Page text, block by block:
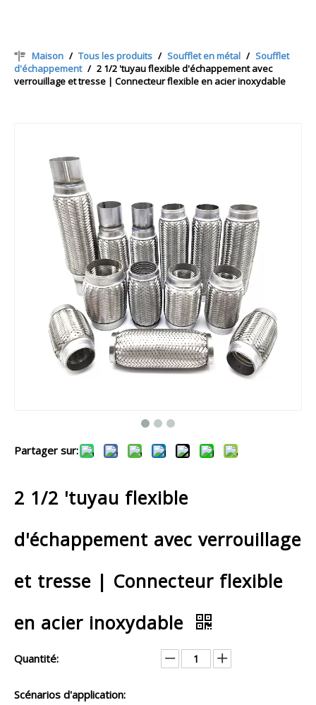
Maison / Tous les produits / Soufflet en métal / Soufflet
d'échappement / 2 1/2 'tuyau flexible d'échappement avec
verrouillage et tresse | Connecteur flexible en acier inoxydable
Partager sur:
2 1/2 'tuyau flexible
d'échappement avec verrouillage
et tresse | Connecteur flexible
en acier inoxydable
Quantité:
Scénarios d'application: